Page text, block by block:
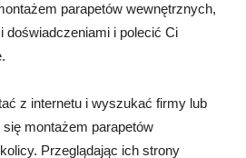
parapetów wewnętrznych,
doświadczeniami i polecić Ci
z internetu i wyszukać firmy lub
montażem parapetów
Przeglądając ich strony